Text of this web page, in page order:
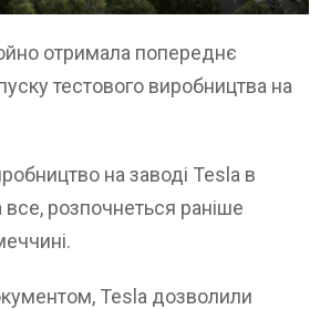
отримала попереднє
тестового виробництва на
на заводі Tesla в
розпочнеться раніше
Tesla дозволили